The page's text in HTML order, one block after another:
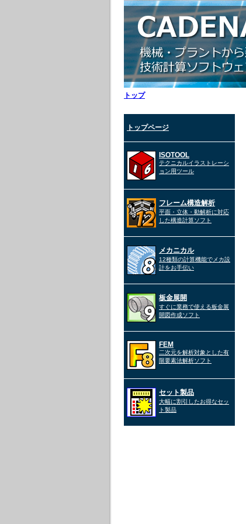
トップ
トップページ
ISOTOOL
テクニカルイラストレーシ
ョン用ツール
フレーム構造解析
平面・立体・動解析に対応
した構造計算ソフト
メカニカル
12種類の計算機能でメカ設
計をお手伝い
板金展開
すぐに業務で使える板金展
開図作成ソフト
FEM
二次元を解析対象とした有
限要素法解析ソフト
セット製品
大幅に割引したお得なセッ
ト製品